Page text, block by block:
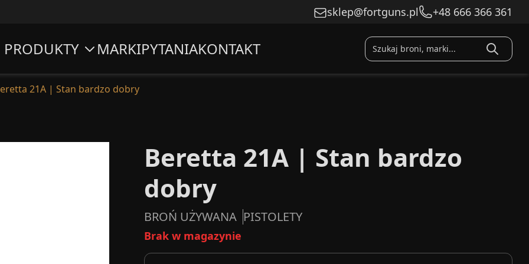
sklep@fortguns.pl +48 666 366 361
PRODUKTY MARKIPYTANIAKONTAKT
21A | Stan bardzo dobry
Beretta 21A | Stan bardzo
dobry
BROŃ UŻYWANA PISTOLETY
Brak w magazynie